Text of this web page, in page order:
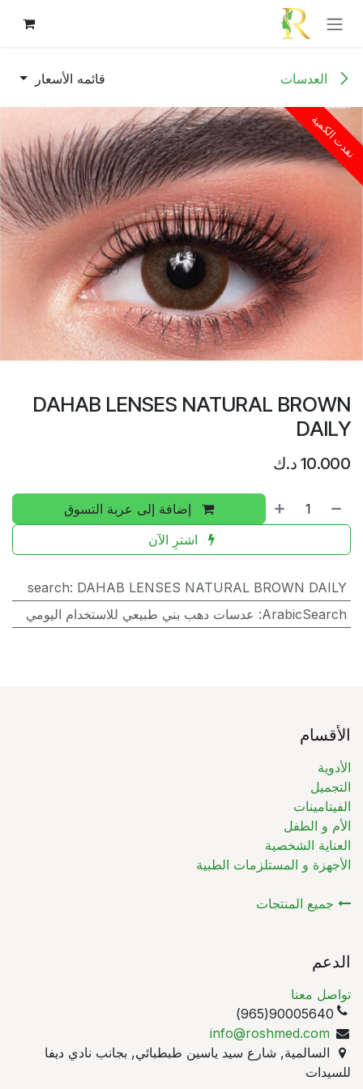
تخطي للذهاب إلى المحتوى
العدسات قائمه الأسعار
نفدت الكمية
DAHAB LENSES NATURAL BROWN
DAILY
10.000 د.ك
إضافة إلى عربة التسوق
اشترِ الآن
search: DAHAB LENSES NATURAL BROWN DAILY
ArabicSearch
: عدسات دهب بني طبيعي للاستخدام اليومي
الأقسام
الأدوية
التجميل
الفيتامينات
الأم و الطفل
العناية الشخصية
الأجهزة و المستلزمات الطبية
جميع المنتجات
الدعم
تواصل معنا
90005640(965)
info@roshmed.com
السالمية, شارع سيد ياسين طبطبائي, بجانب نادي ديفا
للسيدات